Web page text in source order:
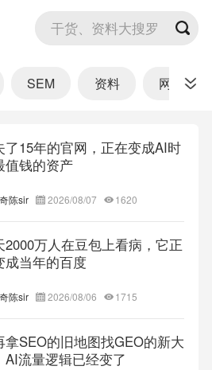
干货、资料大搜罗
SEM 资料 网站
了15年的官网，正在变成AI时
值钱的资产
陈sir 2026/08/07 1620
2000万人在豆包上看病，它正
成当年的百度
陈sir 2026/08/06 1715
拿SEO的旧地图找GEO的新大
AI流量逻辑已经变了